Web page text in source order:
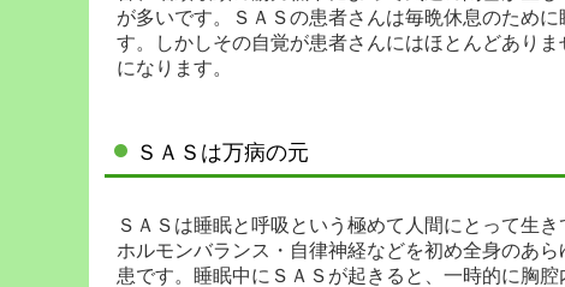
が多いです。ＳＡＳの患者さんは毎晩休息のため
す。しかしその自覚が患者さんにはほとんどあり
になります。
ＳＡＳは万病の元
ＳＡＳは睡眠と呼吸という極めて人間にとって生
ホルモンバランス・自律神経などを初め全身のあ
患です。睡眠中にＳＡＳが起きると、一時的に胸